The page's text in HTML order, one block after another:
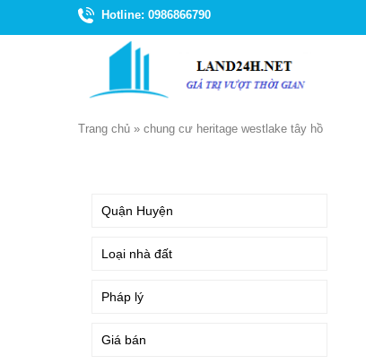
Hotline: 0986866790
Trang chủ » chung cư heritage westlake tây hồ